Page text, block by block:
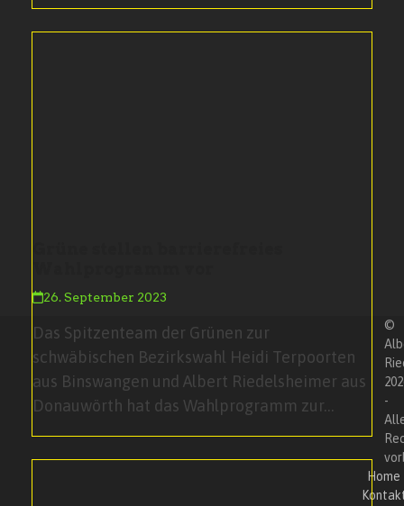
26. September 2023
Das Spitzenteam der Grünen zur
schwäbischen Bezirkswahl Heidi Terpoorten
aus Binswangen und Albert Riedelsheimer aus
Donauwörth hat das Wahlprogramm zur…
©
-
Home